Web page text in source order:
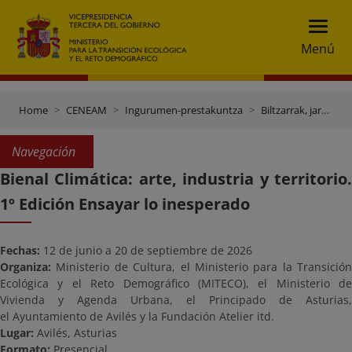
Menú
Home CENEAM Ingurumen-prestakuntza Biltzarrak, jardunaldiak eta beste ekitaldi batzuk
Navegación
Bienal Climática: arte, industria y territorio.
1º Edición Ensayar lo inesperado
Fechas: 12 de junio a 20 de septiembre de 2026
Organiza: Ministerio de Cultura, el Ministerio para la Transición
Ecológica y el Reto Demográfico (MITECO), el Ministerio de
Vivienda y Agenda Urbana, el Principado de Asturias,
el Ayuntamiento de Avilés y la Fundación Atelier itd.
Lugar: Avilés, Asturias